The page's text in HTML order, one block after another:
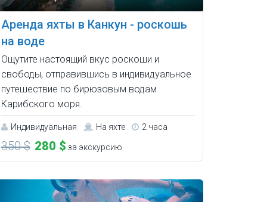
Аренда яхты в Канкун - роскошь
на воде
Ощутите настоящий вкус роскоши и
свободы, отправившись в индивидуальное
путешествие по бирюзовым водам
Карибского моря.
Индивидуальная На яхте 2 часа
350 $ 280 $ за экскурсию